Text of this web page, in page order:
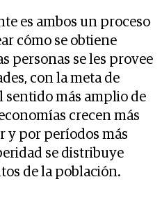
es ambos un proceso
cómo se obtiene
personas se les provee
con la meta de
sentido más amplio de
crecen más
y por períodos más
se distribuye
de la población.